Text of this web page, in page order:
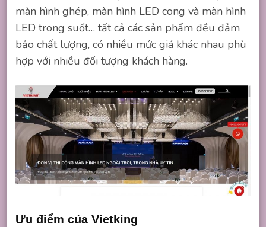
màn hình ghép, màn hình LED cong và màn hình
LED trong suốt… tất cả các sản phẩm đều đảm
bảo chất lượng, có nhiều mức giá khác nhau phù
hợp với nhiều đối tượng khách hàng.
Ưu điểm của Vietking